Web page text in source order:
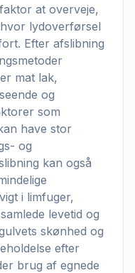
at overveje,
lydoverførsel
Efter afslibning
mat lak,
og
som
have stor
og
kan også
i limfuger,
levetid og
skønhed og
efter
brug af egnede